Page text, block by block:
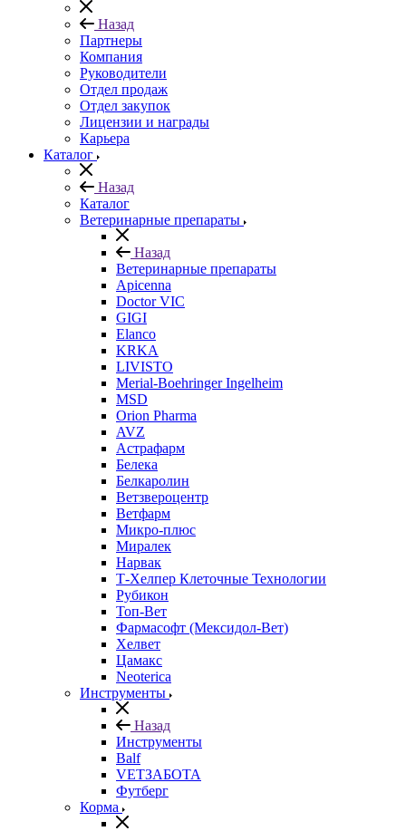
Назад
Партнеры
Компания
Руководители
Отдел продаж
Отдел закупок
Лицензии и награды
Карьера
Каталог
Назад
Каталог
Ветеринарные препараты
Назад
Ветеринарные препараты
Apicenna
Doctor VIC
GIGI
Elanco
KRKA
LIVISTO
Merial-Boehringer Ingelheim
MSD
Orion Pharma
AVZ
Астрафарм
Белека
Белкаролин
Ветзвероцентр
Ветфарм
Микро-плюс
Миралек
Нарвак
Т-Хелпер Клеточные Технологии
Рубикон
Топ-Вет
Фармасофт (Мексидол-Вет)
Хелвет
Цамакс
Neoterica
Инструменты
Назад
Инструменты
Balf
VETЗАБОТА
Футберг
Корма